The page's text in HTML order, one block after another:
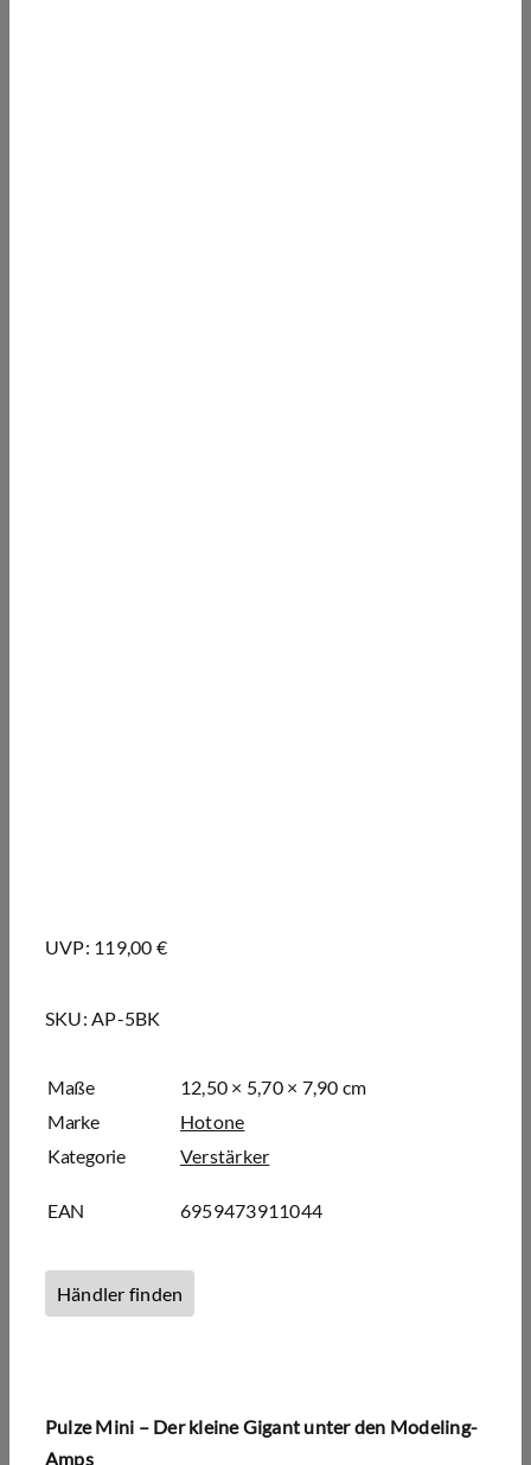
UVP: 119,00 €
SKU:AP-5BK
Maße
12,50 × 5,70 × 7,90 cm
Marke
Hotone
Kategorie
Verstärker
EAN 6959473911044
Händler finden
Pulze Mini – Der kleine Gigant unter den Modeling-
Amps